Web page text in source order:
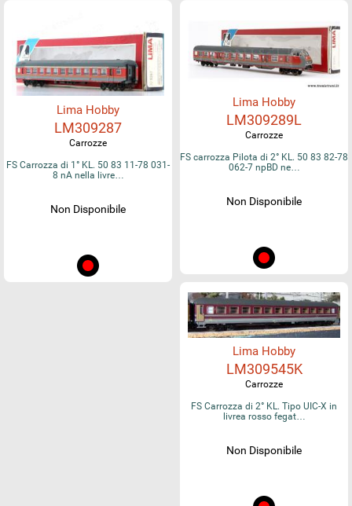
Lima Hobby
LM309287
Carrozze
FS Carrozza di 1° KL. 50 83 11-78 031-
8 nA nella livre…
Non Disponibile
Lima Hobby
LM309289L
Carrozze
FS carrozza Pilota di 2° KL. 50 83 82-78
062-7 npBD ne…
Non Disponibile
Lima Hobby
LM309545K
Carrozze
FS Carrozza di 2° KL. Tipo UIC-X in
livrea rosso fegat…
Non Disponibile